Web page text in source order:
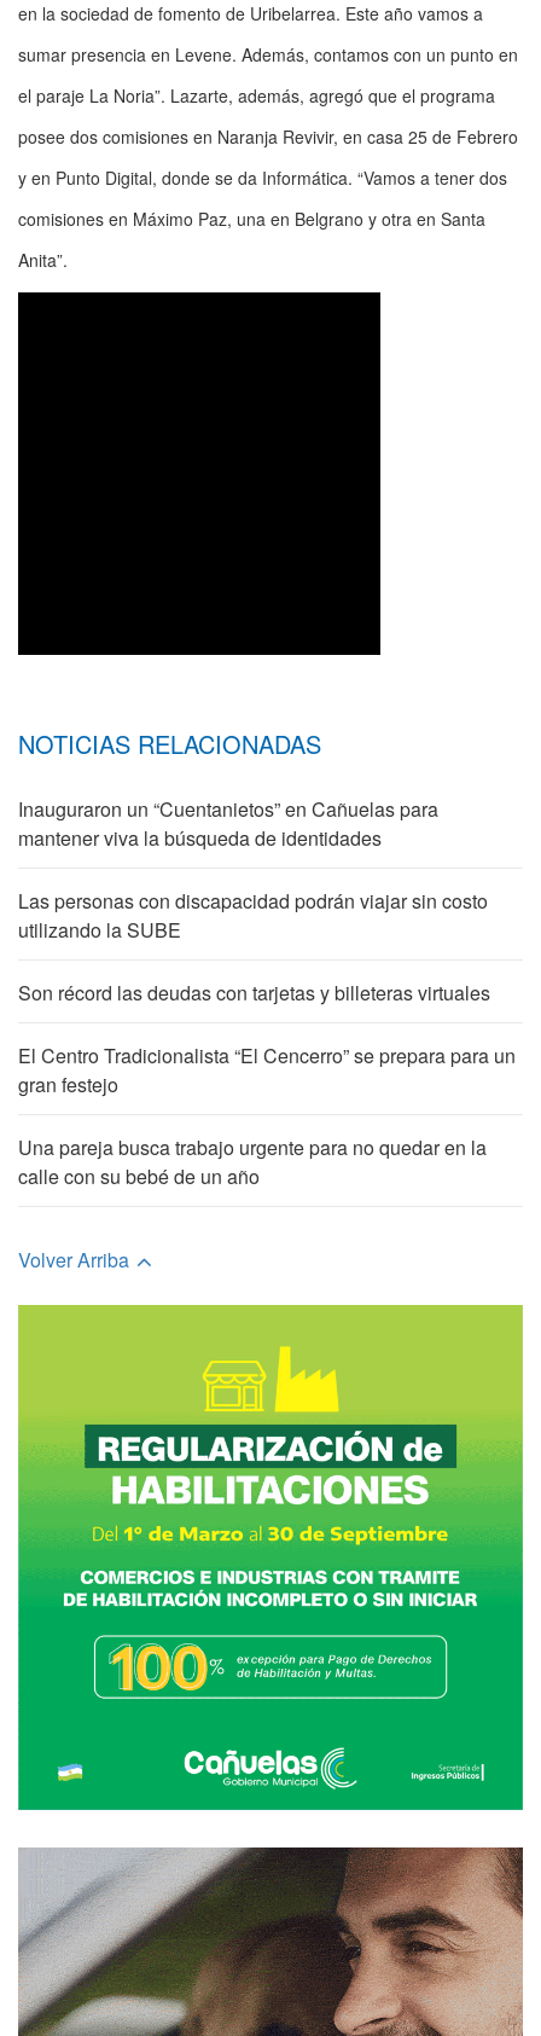
en la sociedad de fomento de Uribelarrea. Este año vamos a
sumar presencia en Levene. Además, contamos con un punto en
el paraje La Noria”. Lazarte, además, agregó que el programa
posee dos comisiones en Naranja Revivir, en casa 25 de Febrero
y en Punto Digital, donde se da Informática. “Vamos a tener dos
comisiones en Máximo Paz, una en Belgrano y otra en Santa
Anita”.
NOTICIAS RELACIONADAS
Inauguraron un “Cuentanietos” en Cañuelas para
mantener viva la búsqueda de identidades
Las personas con discapacidad podrán viajar sin costo
utilizando la SUBE
Son récord las deudas con tarjetas y billeteras virtuales
El Centro Tradicionalista “El Cencerro” se prepara para un
gran festejo
Una pareja busca trabajo urgente para no quedar en la
calle con su bebé de un año
Volver Arriba